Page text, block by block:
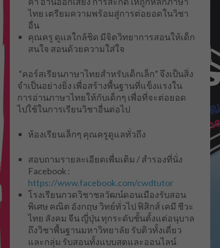
ไทย เตรียมความพร้อมสู่การต่อยอดในวิชา
อื่น
คุณครู ดูเเลใกล้ชิด มีจิตวิทยาการสอนให้เด็ก
สนใจ สอนด้วยความใส่ใจ
“คอร์สเรียนภาษาไทยสำหรับเด็กเล็ก” จึงเป็นสิ่ง
จำเป็นอย่างยิ่ง เพื่อสร้างพื้นฐานที่แข็งแรงใน
การอ่านภาษาไทยให้กับเด็กๆ เพื่อที่จะต่อยอด
ไปใช้ในการเรียนวิชาอื่นต่อไป
ห้องเรียนเล็กๆ คุณครูดูแลทั่วถึง
สอบถามรายละเอียดเพื่มเติม / สำรองที่นั่ง
Facebook :
https://www.facebook.com/cwdtutor
โรงเรียนกวดวิชาชลวัฒน์ดอนเมืองรับสอน
พิเศษ คณิต อังกฤษ วิทย์ทั่วไป ฟิสิกส์ เคมี ชีวะ
ไทย สังคม จีน ญี่ปุ่น ทุกระดับชั้นตั้งแต่อนุบาล
ถึงวิชาพื้นฐานมหาวิทยาลัย รับติวทั้งเดี่ยว
และกลุ่ม รับสอนทั้งแบบสดและออนไลน์